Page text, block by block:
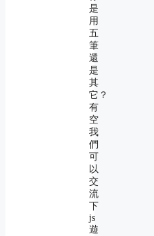
是
用
五
筆
還
是
其
它？
有
空
我
們
可
以
交
流
下
js
遊